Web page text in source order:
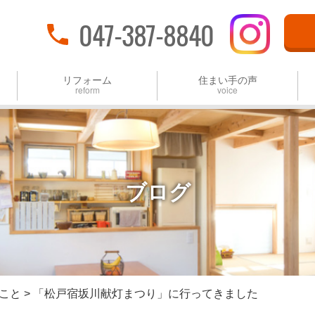
047-387-8840
リフォーム
reform
マンションリフォーム
戸建てリフォーム
タケワキ5つの「聴く」
全面リフォーム・増改築
場所別・リフォーム施工
住まい手の声
voice
ブログ
と > 「松戸宿坂川献灯まつり」に行ってきました